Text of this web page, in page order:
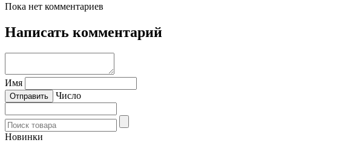
Пока нет комментариев
Написать комментарий
Имя
Число
Новинки